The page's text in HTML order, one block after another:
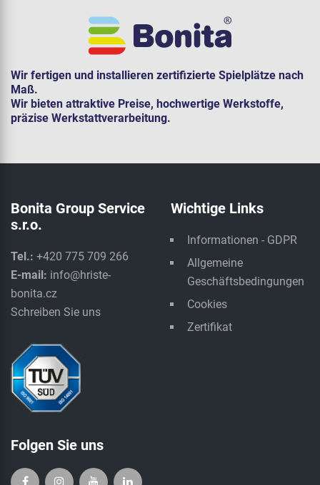
Wir fertigen und installieren zertifizierte Spielplätze nach
Maß.
Wir bieten attraktive Preise, hochwertige Werkstoffe,
präzise Werkstattverarbeitung.
Bonita Group Service
s.r.o.
Tel.: +420 775 709 266
E-mail: info@hriste-
bonita.cz
Schreiben Sie uns
Wichtige Links
Informationen - GDPR
Allgemeine
Geschäftsbedingungen
Cookies
Zertifikat
Folgen Sie uns